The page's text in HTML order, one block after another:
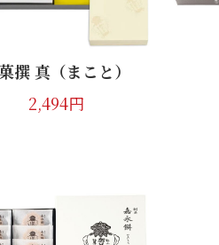
1,566円
撰 真（まこと）
2,494円